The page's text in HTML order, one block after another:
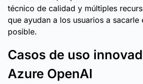
técnico de calidad y múltiples
que ayudan a los usuarios a
posible.
Casos de uso
Azure OpenAI